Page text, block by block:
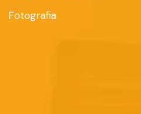
Fotografia